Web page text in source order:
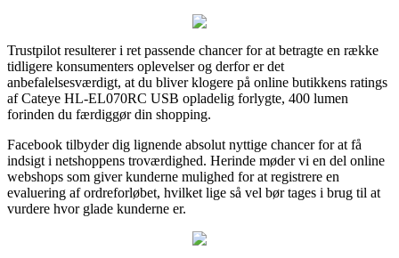
Trustpilot resulterer i ret passende chancer for at betragte en række
tidligere konsumenters oplevelser og derfor er det
anbefalelsesværdigt, at du bliver klogere på online butikkens ratings
af Cateye HL-EL070RC USB opladelig forlygte, 400 lumen
forinden du færdiggør din shopping.
Facebook tilbyder dig lignende absolut nyttige chancer for at få
indsigt i netshoppens troværdighed. Herinde møder vi en del online
webshops som giver kunderne mulighed for at registrere en
evaluering af ordreforløbet, hvilket lige så vel bør tages i brug til at
vurdere hvor glade kunderne er.